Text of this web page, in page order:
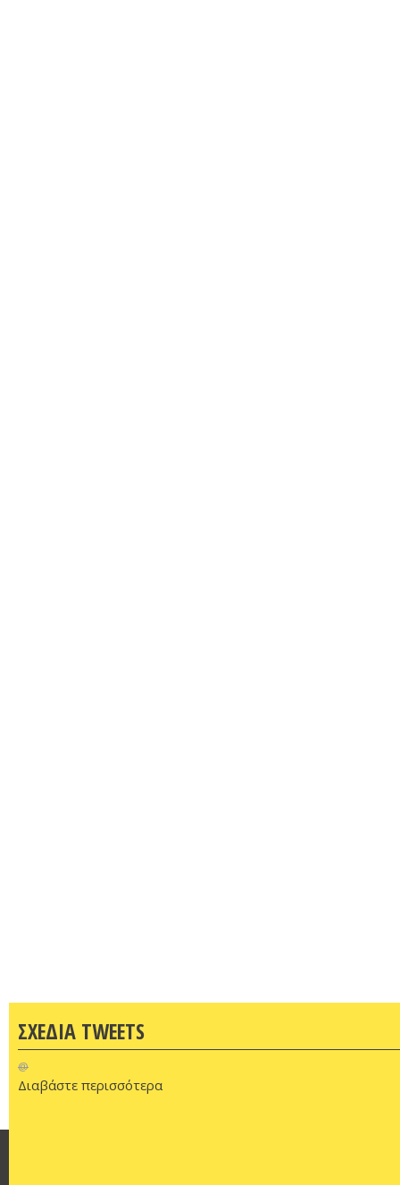
ΣΧΕΔΙΑ TWEETS
@
Διαβάστε περισσότερα